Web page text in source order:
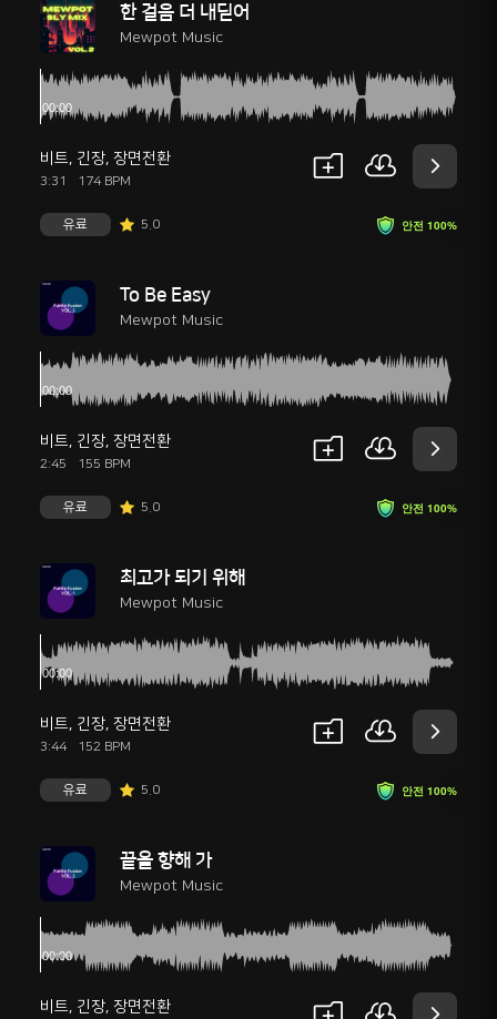
한 걸음 더 내딛어
Mewpot Music
비트, 긴장, 장면전환
3:31 174 BPM
안전 100%
유료 5.0
To Be Easy
Mewpot Music
비트, 긴장, 장면전환
2:45 155 BPM
안전 100%
유료 5.0
최고가 되기 위해
Mewpot Music
비트, 긴장, 장면전환
3:44 152 BPM
안전 100%
유료 5.0
끝을 향해 가
Mewpot Music
비트, 긴장, 장면전환